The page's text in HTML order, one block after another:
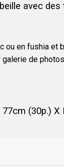
avec des
ou en fushia et
de
(30p.) X